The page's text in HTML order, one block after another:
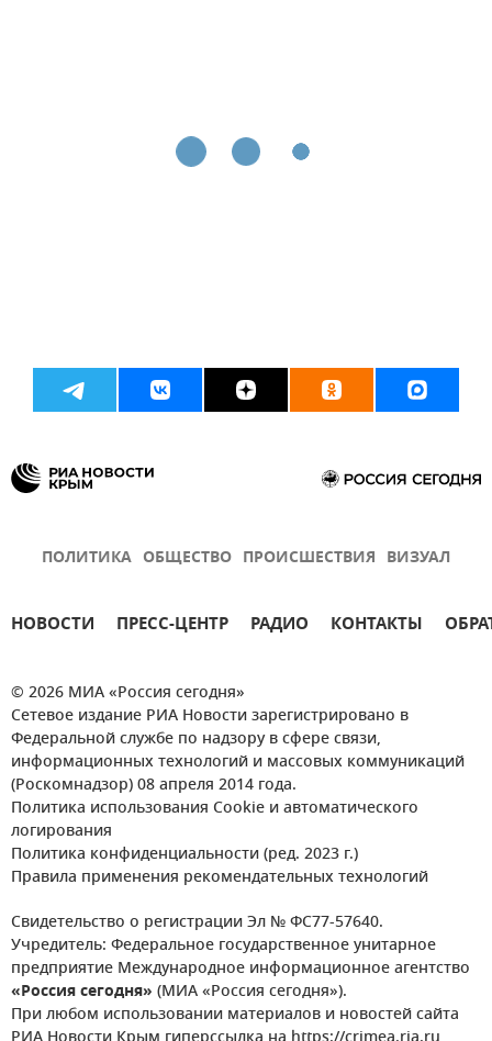
ПОЛИТИКА ОБЩЕСТВО ПРОИСШЕСТВИЯ ВИЗУАЛ
НОВОСТИ ПРЕСС-ЦЕНТР РАДИО КОНТАКТЫ
© 2026 МИА «Россия сегодня»
Сетевое издание РИА Новости зарегистрировано в
Федеральной службе по надзору в сфере связи,
информационных технологий и массовых коммуникаций
(Роскомнадзор) 08 апреля 2014 года.
Политика использования Cookie и автоматического
логирования
Политика конфиденциальности (ред. 2023 г.)
Правила применения рекомендательных технологий
Свидетельство о регистрации Эл № ФС77-57640.
Учредитель: Федеральное государственное унитарное
предприятие Международное информационное агентство
«Россия сегодня» (МИА «Россия сегодня»).
При любом использовании материалов и новостей сайта